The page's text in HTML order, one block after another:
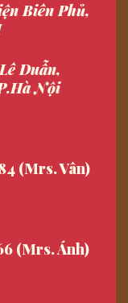
Biên Phủ,
Duẫn,
Nội
(Mrs. Vân)
(Mrs. Ánh)